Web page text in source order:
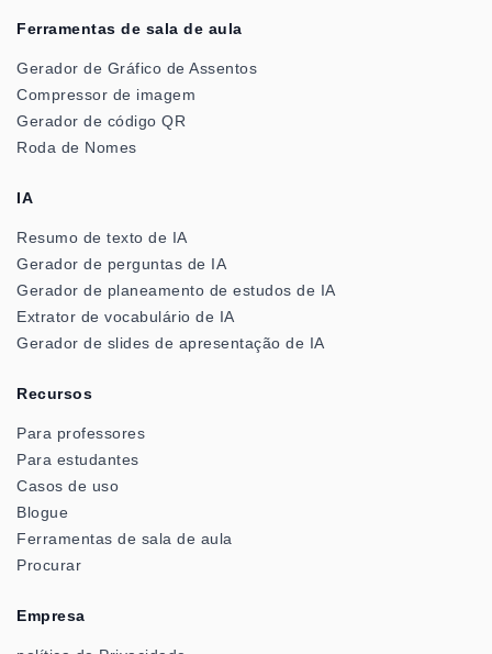
Ferramentas de sala de aula
Gerador de Gráfico de Assentos
Compressor de imagem
Gerador de código QR
Roda de Nomes
IA
Resumo de texto de IA
Gerador de perguntas de IA
Gerador de planeamento de estudos de IA
Extrator de vocabulário de IA
Gerador de slides de apresentação de IA
Recursos
Para professores
Para estudantes
Casos de uso
Blogue
Ferramentas de sala de aula
Procurar
Empresa